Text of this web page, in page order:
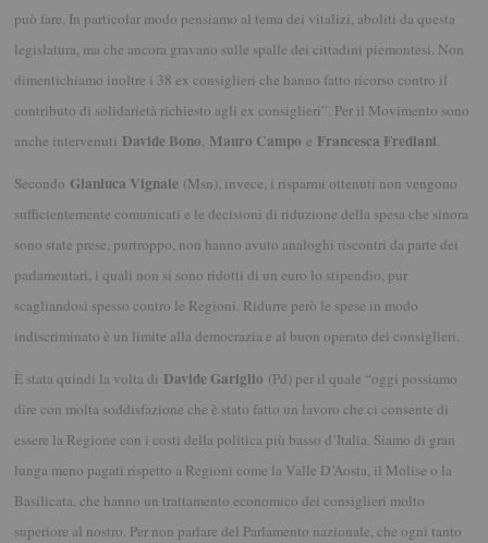
può fare. In particolar modo pensiamo al tema dei vitalizi, aboliti da questa
legislatura, ma che ancora gravano sulle spalle dei cittadini piemontesi. Non
dimentichiamo inoltre i 38 ex consiglieri che hanno fatto ricorso contro il
contributo di solidarietà richiesto agli ex consiglieri”. Per il Movimento sono
anche intervenuti Davide Bono, Mauro Campo e Francesca Frediani.
Secondo Gianluca Vignale (Msn), invece, i risparmi ottenuti non vengono
sufficientemente comunicati e le decisioni di riduzione della spesa che sinora
sono state prese, purtroppo, non hanno avuto analoghi riscontri da parte dei
parlamentari, i quali non si sono ridotti di un euro lo stipendio, pur
scagliandosi spesso contro le Regioni. Ridurre però le spese in modo
indiscriminato è un limite alla democrazia e al buon operato dei consiglieri.
È stata quindi la volta di Davide Gariglio (Pd) per il quale “oggi possiamo
dire con molta soddisfazione che è stato fatto un lavoro che ci consente di
essere la Regione con i costi della politica più basso d’Italia. Siamo di gran
lunga meno pagati rispetto a Regioni come la Valle D’Aosta, il Molise o la
Basilicata, che hanno un trattamento economico dei consiglieri molto
superiore al nostro. Per non parlare del Parlamento nazionale, che ogni tanto